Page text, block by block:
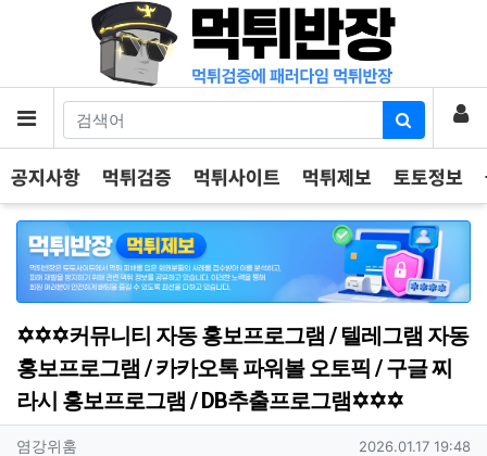
메뉴 로
공지사항 먹튀검증 먹튀사이트 먹튀제보 토토정보
✡️✡️✡️커뮤니티 자동 홍보프로그램 / 텔레그램 자동
홍보프로그램 / 카카오톡 파워볼 오토픽 / 구글 찌
라시 홍보프로그램 / DB추출프로그램✡️✡️✡️
작성자 정보
염강위훔 작성일
2026.01.17 19:48